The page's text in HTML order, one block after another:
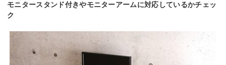
モニタースタンド付きやモニターアームに対応しているかチェッ
ク